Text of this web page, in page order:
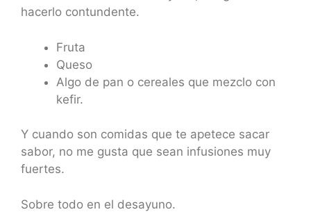
hacerlo contundente.
Fruta
Queso
Algo de pan o cereales que mezclo con
kefir.
Y cuando son comidas que te apetece sacar
sabor, no me gusta que sean infusiones muy
fuertes.
Sobre todo en el desayuno.